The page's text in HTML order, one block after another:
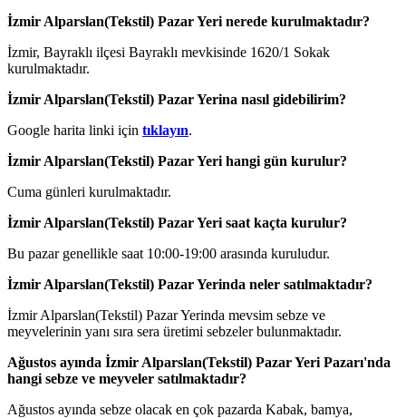
İzmir Alparslan(Tekstil) Pazar Yeri nerede kurulmaktadır?
İzmir, Bayraklı ilçesi Bayraklı mevkisinde 1620/1 Sokak
kurulmaktadır.
İzmir Alparslan(Tekstil) Pazar Yerina nasıl gidebilirim?
Google harita linki için tıklayın.
İzmir Alparslan(Tekstil) Pazar Yeri hangi gün kurulur?
Cuma günleri kurulmaktadır.
İzmir Alparslan(Tekstil) Pazar Yeri saat kaçta kurulur?
Bu pazar genellikle saat 10:00-19:00 arasında kuruludur.
İzmir Alparslan(Tekstil) Pazar Yerinda neler satılmaktadır?
İzmir Alparslan(Tekstil) Pazar Yerinda mevsim sebze ve
meyvelerinin yanı sıra sera üretimi sebzeler bulunmaktadır.
Ağustos ayında İzmir Alparslan(Tekstil) Pazar Yeri Pazarı'nda
hangi sebze ve meyveler satılmaktadır?
Ağustos ayında sebze olacak en çok pazarda Kabak, bamya,